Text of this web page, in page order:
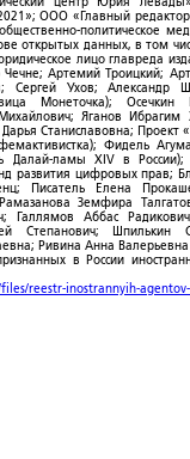
ООО «Главный
политическое
открытых данных, в том
лицо главреда
Артемий Троицкий;
Сергей Ухов;
Монеточка); Осечкин
Яганов Ибрагим
Станиславовна; Проект
Фидель
Далай-ламы XIV в
развития цифровых прав;
Писатель Елена
Земфира
Галлямов Аббас
Степанович; Шпилькин
Ривина Анна Валерьевна
в России
reestr-inostrannyih-